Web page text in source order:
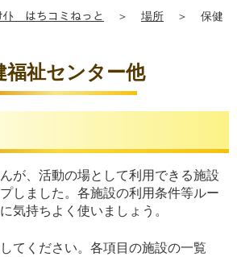
ｲﾄ はちコミねっと ＞ 場所 ＞
保健
福祉センター他
が、活動の場として利用できる施設
しました。各施設の利用条件等ルー
気持ちよく使いましょう。
てください。各項目の施設の一覧